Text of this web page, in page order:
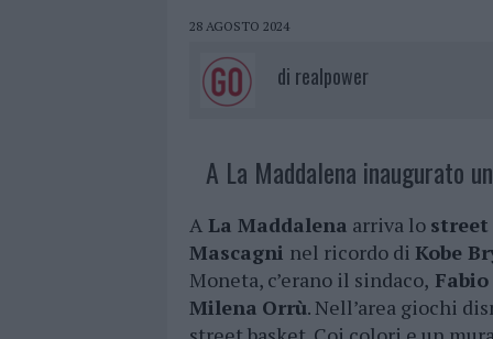
28 AGOSTO 2024
di realpower
A La Maddalena inaugurato
A La Maddalena arriva lo street
Mascagni nel ricordo di Kobe
Moneta, c’erano il sindaco,
Milena Orrù. Nell’area giochi